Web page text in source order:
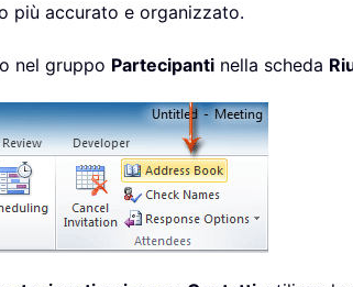
più accurato e organizzato.
nel gruppo Partecipanti nella scheda